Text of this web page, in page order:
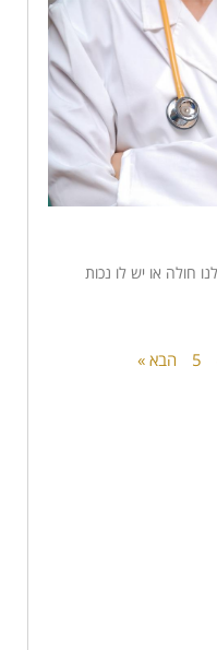
חולה או יש לו נכות
5 הבא »